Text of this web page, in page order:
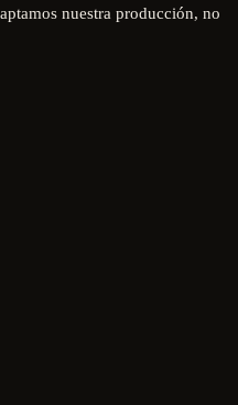
nuestra producción, no